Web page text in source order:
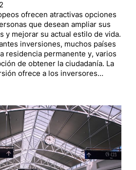
ofrecen atractivas opciones
que desean ampliar sus
y mejorar su actual estilo de vida.
inversiones, muchos países
residencia permanente y, varios
de obtener la ciudadanía. La
ofrece a los inversores…